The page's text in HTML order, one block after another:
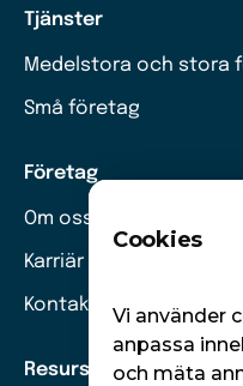
Tjänster
Medelstora och stora
Små företag
Företag
Om oss
Karriär
Kontakt
Resurser
Cookies
Vi använder
anpassa
och mäta